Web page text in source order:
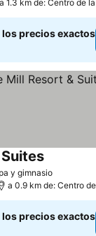
a 1.3 km de: Centro de
los precios exactos
y gimnasio
a 0.9 km de: Centro
los precios exactos